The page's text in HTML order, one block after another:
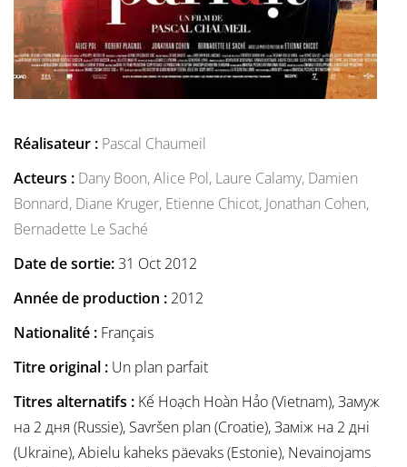
Réalisateur : Pascal Chaumeil
Acteurs : Dany Boon,Alice Pol, Laure Calamy, Damien
Bonnard, Diane Kruger, Etienne Chicot, Jonathan Cohen,
Bernadette Le Saché
Date de sortie:31 Oct 2012
Année de production : 2012
Nationalité : Français
Titre original : Un plan parfait
Titres alternatifs : Kế Hoạch Hoàn Hảo (Vietnam), Замуж
на 2 дня (Russie), Savršen plan (Croatie), Заміж на 2 дні
(Ukraine), Abielu kaheks päevaks (Estonie), Nevainojams